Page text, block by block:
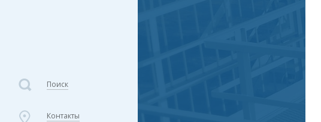
Поиск
Контакты